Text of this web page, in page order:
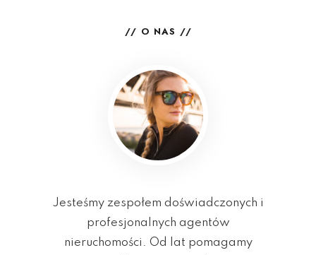
O NAS
Jesteśmy zespołem doświadczonych i
profesjonalnych agentów
nieruchomości. Od lat pomagamy